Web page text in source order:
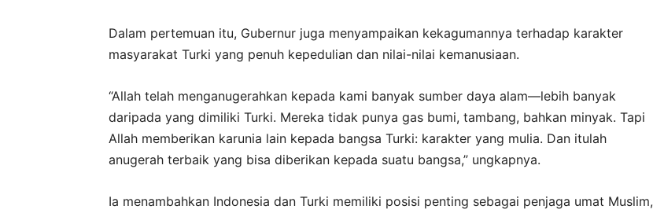
Dalam pertemuan itu, Gubernur juga menyampaikan kekagumannya terhadap karakter
masyarakat Turki yang penuh kepedulian dan nilai-nilai kemanusiaan.
“Allah telah menganugerahkan kepada kami banyak sumber daya alam—lebih banyak
daripada yang dimiliki Turki. Mereka tidak punya gas bumi, tambang, bahkan minyak. Tapi
Allah memberikan karunia lain kepada bangsa Turki: karakter yang mulia. Dan itulah
anugerah terbaik yang bisa diberikan kepada suatu bangsa,” ungkapnya.
Ia menambahkan Indonesia dan Turki memiliki posisi penting sebagai penjaga umat Muslim,